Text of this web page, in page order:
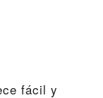
fácil y